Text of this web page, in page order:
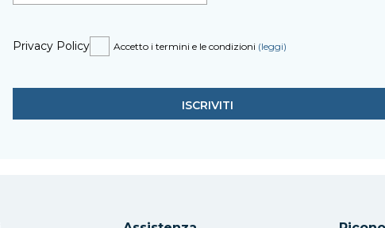
Privacy Policy Accetto i termini e le condizioni (leggi)